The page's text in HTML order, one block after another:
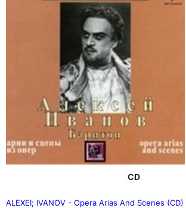
CD
ALEXEI; IVANOV - Opera Arias And Scenes (CD)